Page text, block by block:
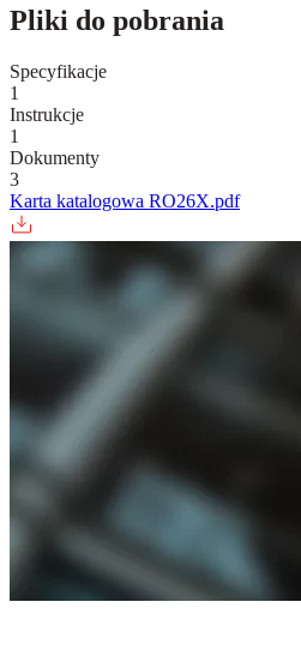
Pliki do pobrania
Specyfikacje
1
Instrukcje
1
Dokumenty
3
Karta katalogowa RO26X.pdf